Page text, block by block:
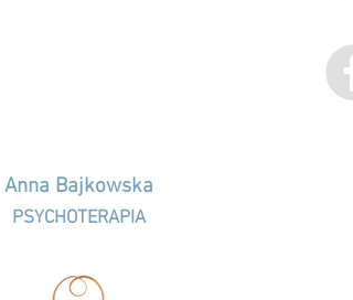
Anna Bajkowska
PSYCHOTERAPIA